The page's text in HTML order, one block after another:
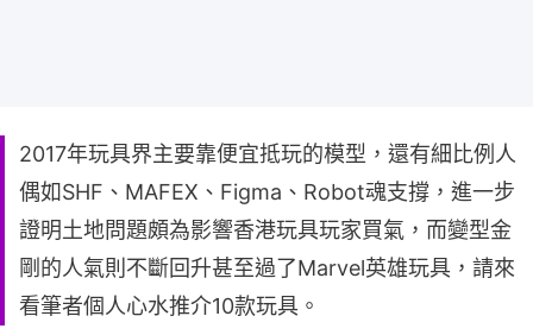
2017年玩具界主要靠便宜抵玩的模型，還有細比例人
偶如SHF、MAFEX、Figma、Robot魂支撐，進一步
證明土地問題頗為影響香港玩具玩家買氣，而變型金
剛的人氣則不斷回升甚至過了Marvel英雄玩具，請來
看筆者個人心水推介10款玩具。